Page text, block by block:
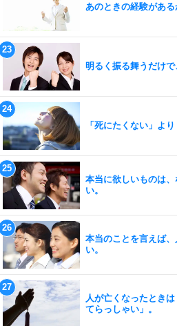
あのときの経験がある
明るく振る舞うだけで
「死にたくない」よ
本当に欲しいものは
い。
本当のことを言えば
い。
人が亡くなったとき
てらっしゃい」。